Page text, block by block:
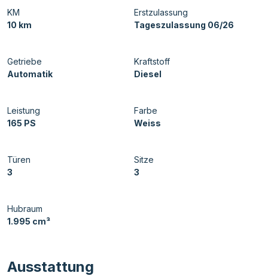
KM
10 km
Erstzulassung
Tageszulassung 06/26
Getriebe
Automatik
Kraftstoff
Diesel
Leistung
165 PS
Farbe
Weiss
Türen
3
Sitze
3
Hubraum
1.995 cm³
Ausstattung